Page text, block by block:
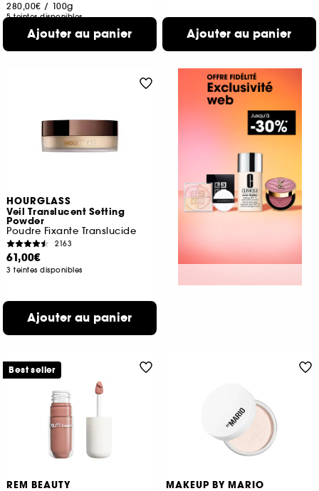
280,00€ / 100g
5 teintes disponibles
Ajouter au panier Ajouter au panier
HOURGLASS
Veil Translucent Setting
Powder
Poudre Fixante Translucide
2163
61,00€
3 teintes disponibles
Ajouter au panier
REM BEAUTY
Best seller
MAKEUP BY MARIO